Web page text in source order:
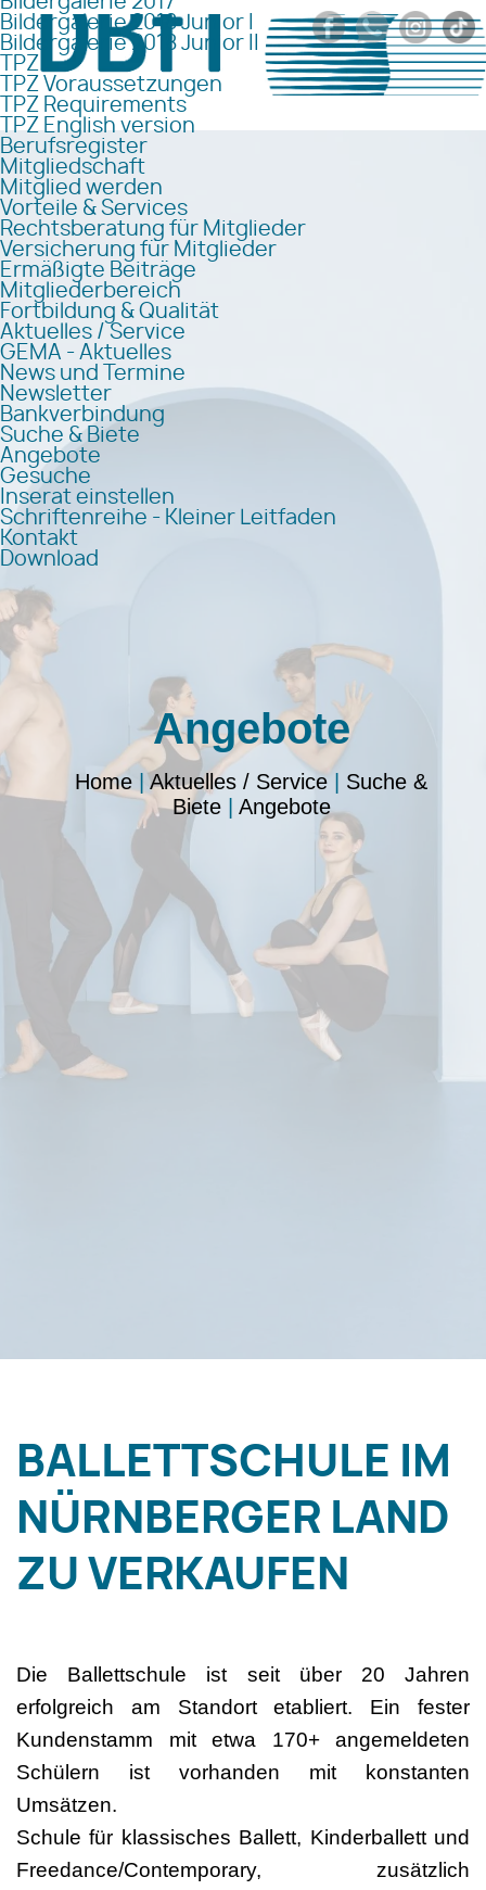
Bildergalerie 2018 Junior I
Bildergalerie 2018 Junior II
TPZ
TPZ Voraussetzungen
TPZ Requirements
TPZ English version
Berufsregister
Mitgliedschaft
Mitglied werden
Vorteile & Services
Rechtsberatung für Mitglieder
Versicherung für Mitglieder
Ermäßigte Beiträge
Mitgliederbereich
Fortbildung & Qualität
Aktuelles / Service
GEMA - Aktuelles
News und Termine
Newsletter
Bankverbindung
Suche & Biete
Angebote
Gesuche
Inserat einstellen
Schriftenreihe - Kleiner Leitfaden
Kontakt
Download
Angebote
Home |Aktuelles / Service
Suche &
Biete| Angebote
BALLETTSCHULE IM
NÜRNBERGER LAND
ZU VERKAUFEN
Die Ballettschule ist seit über 20 Jahren
erfolgreich am Standort etabliert. Ein fester
Kundenstamm mit etwa 170+ angemeldeten
Schülern ist vorhanden mit konstanten
Umsätzen.
Schule für klassisches Ballett, Kinderballett und
Freedance/Contemporary, zusätzlich